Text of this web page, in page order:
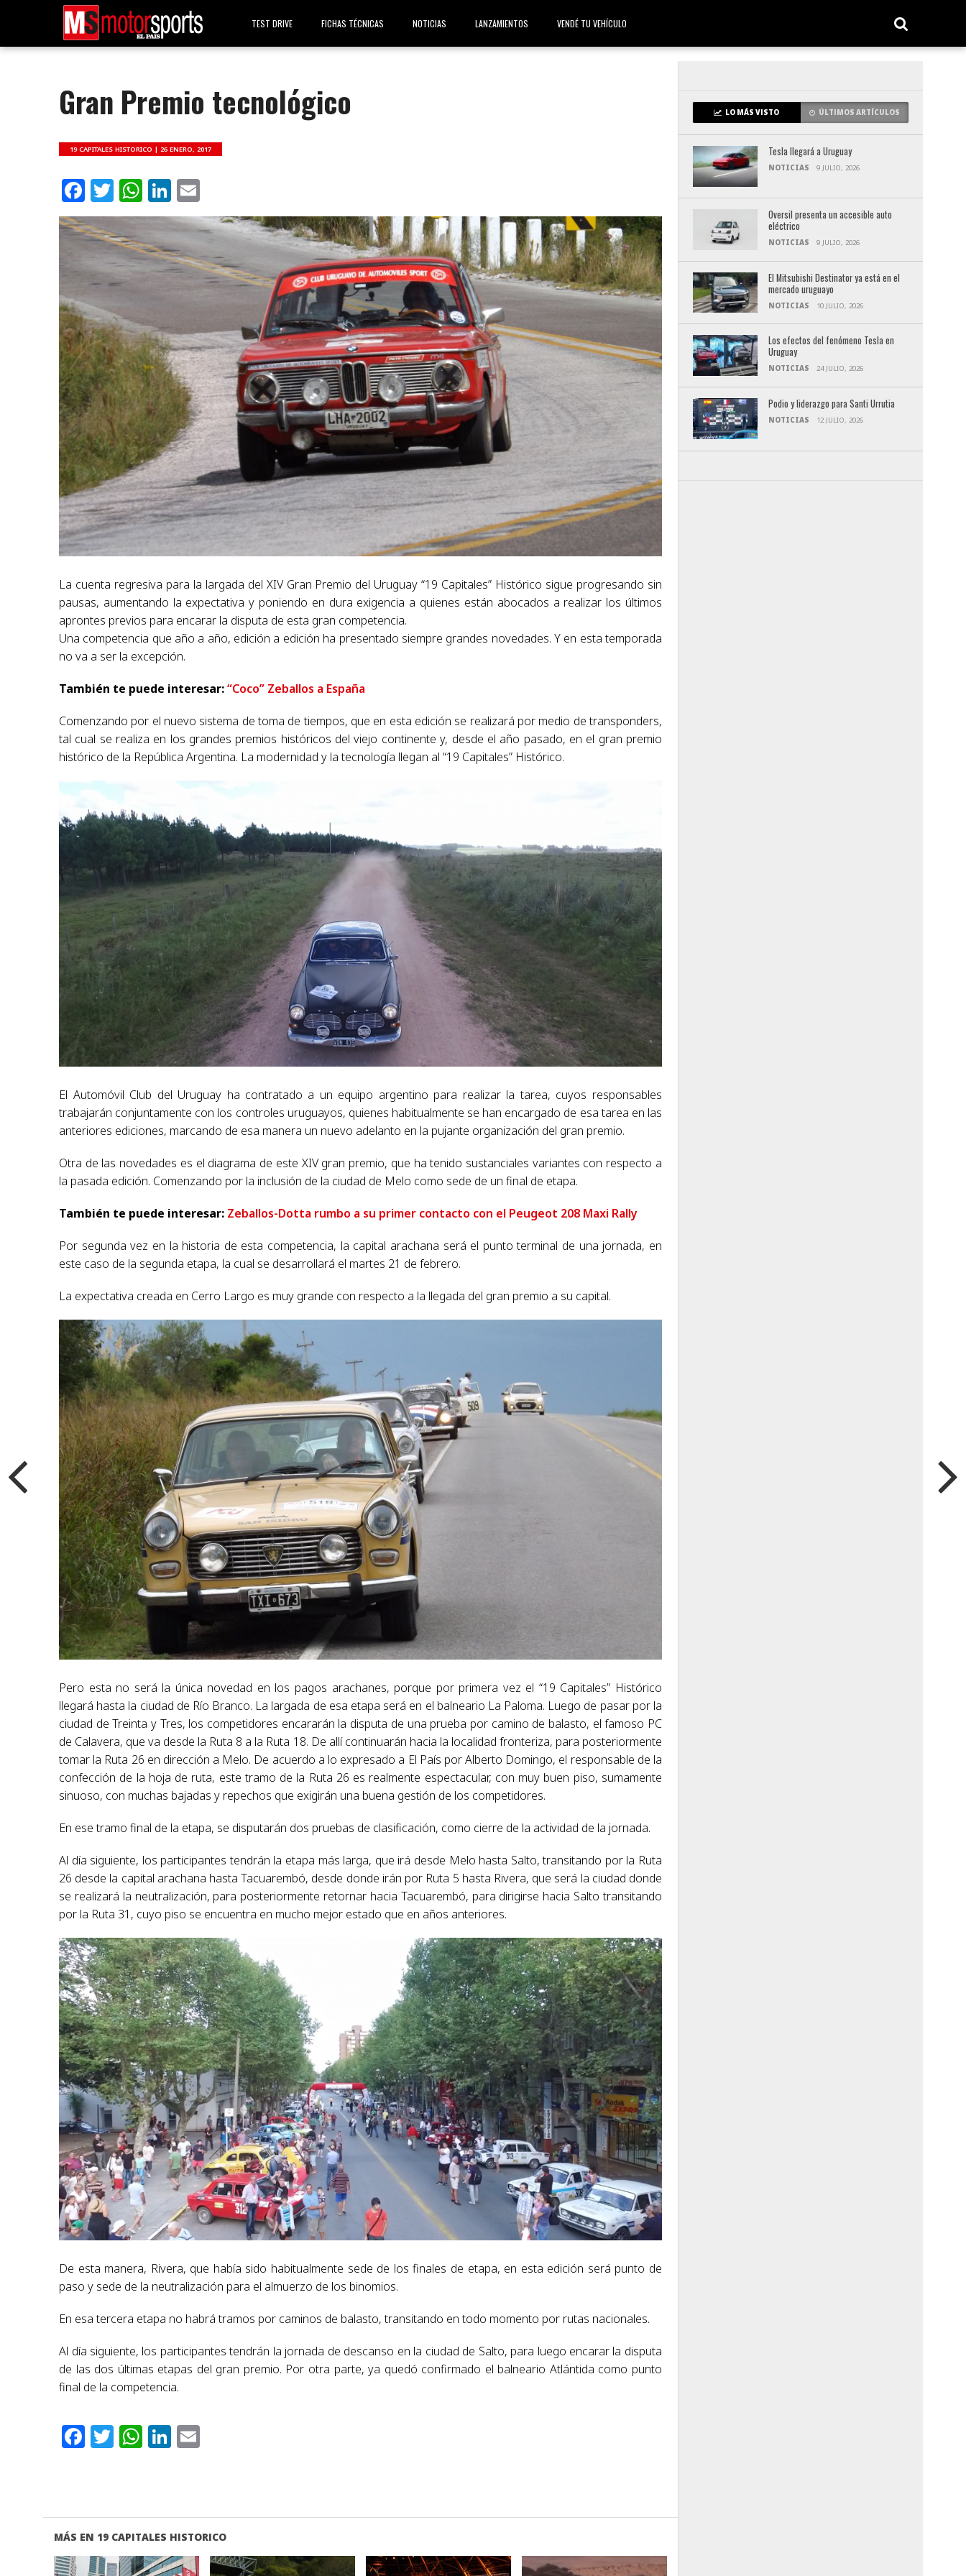
TEST DRIVE FICHAS TÉCNICAS NOTICIAS LANZAMIENTOS VENDÉ TU VEHÍCULO
Gran Premio tecnológico
19 CAPITALES HISTORICO |26 ENERO, 2017
Facebook
Twitter
WhatsApp
LinkedIn
La cuenta regresiva para la largada del XIV Gran Premio del Uruguay “19 Capitales” Histórico sigue progresando sin
pausas, aumentando la expectativa y poniendo en dura exigencia a quienes están abocados a realizar los últimos
aprontes previos para encarar la disputa de esta gran competencia.
Una competencia que año a año, edición a edición ha presentado siempre grandes novedades. Y en esta temporada
no va a ser la excepción.
También te puede interesar:“Coco” Zeballos a España
Comenzando por el nuevo sistema de toma de tiempos, que en esta edición se realizará por medio de transponders,
tal cual se realiza en los grandes premios históricos del viejo continente y, desde el año pasado, en el gran premio
histórico de la República Argentina. La modernidad y la tecnología llegan al “19 Capitales” Histórico.
El Automóvil Club del Uruguay ha contratado a un equipo argentino para realizar la tarea, cuyos responsables
trabajarán conjuntamente con los controles uruguayos, quienes habitualmente se han encargado de esa tarea en las
anteriores ediciones, marcando de esa manera un nuevo adelanto en la pujante organización del gran premio.
Otra de las novedades es el diagrama de este XIV gran premio, que ha tenido sustanciales variantes con respecto a
la pasada edición. Comenzando por la inclusión de la ciudad de Melo como sede de un final de etapa.
También te puede interesar: Zeballos-Dotta rumbo a su primer contacto con el Peugeot 208 Maxi Rally
Por segunda vez en la historia de esta competencia, la capital arachana será el punto terminal de una jornada, en
este caso de la segunda etapa, la cual se desarrollará el martes 21 de febrero.
La expectativa creada en Cerro Largo es muy grande con respecto a la llegada del gran premio a su capital.
Pero esta no será la única novedad en los pagos arachanes, porque por primera vez el “19 Capitales” Histórico
llegará hasta la ciudad de Río Branco. La largada de esa etapa será en el balneario La Paloma. Luego de pasar por la
ciudad de Treinta y Tres, los competidores encararán la disputa de una prueba por camino de balasto, el famoso PC
de Calavera, que va desde la Ruta 8 a la Ruta 18. De allí continuarán hacia la localidad fronteriza, para posteriormente
tomar la Ruta 26 en dirección a Melo. De acuerdo a lo expresado a El País por Alberto Domingo, el responsable de la
confección de la hoja de ruta, este tramo de la Ruta 26 es realmente espectacular, con muy buen piso, sumamente
sinuoso, con muchas bajadas y repechos que exigirán una buena gestión de los competidores.
En ese tramo final de la etapa, se disputarán dos pruebas de clasificación, como cierre de la actividad de la jornada.
Al día siguiente, los participantes tendrán la etapa más larga, que irá desde Melo hasta Salto, transitando por la Ruta
26 desde la capital arachana hasta Tacuarembó, desde donde irán por Ruta 5 hasta Rivera, que será la ciudad donde
se realizará la neutralización, para posteriormente retornar hacia Tacuarembó, para dirigirse hacia Salto transitando
por la Ruta 31, cuyo piso se encuentra en mucho mejor estado que en años anteriores.
De esta manera, Rivera, que había sido habitualmente sede de los finales de etapa, en esta edición será punto de
paso y sede de la neutralización para el almuerzo de los binomios.
En esa tercera etapa no habrá tramos por caminos de balasto, transitando en todo momento por rutas nacionales.
Al día siguiente, los participantes tendrán la jornada de descanso en la ciudad de Salto, para luego encarar la disputa
de las dos últimas etapas del gran premio. Por otra parte, ya quedó confirmado el balneario Atlántida como punto
final de la competencia.
Facebook
Twitter
WhatsApp
LinkedIn
MÁS EN 19 CAPITALES HISTORICO
LO MÁS VISTO ÚLTIMOS ARTÍCULOS
Tesla llegará a Uruguay
NOTICIAS 9 JULIO, 2026
Oversil presenta un accesible auto
eléctrico
NOTICIAS 9 JULIO, 2026
El Mitsubishi Destinator ya está en el
mercado uruguayo
NOTICIAS 10 JULIO, 2026
Los efectos del fenómeno Tesla en
Uruguay
NOTICIAS 24 JULIO, 2026
Podio y liderazgo para Santi Urrutia
NOTICIAS 12 JULIO, 2026